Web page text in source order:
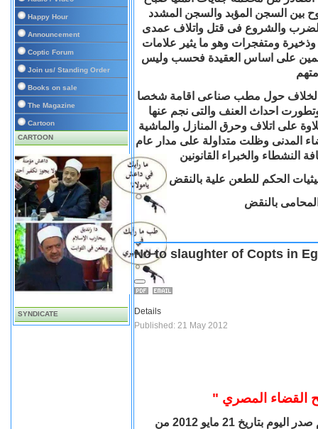
Happy Hour
Announcement
Coptic Forum
Join us/ Standing Order
Books on sale
The Magazine
Cartoon
CARTOON
SYNDICATE
12 مسيحيا بأحكام تتراوح بين السجن المؤبد والسجن المشدد
الضرب والشروع فى قتل واتلاف عمدى
ومتفجرات وهو ما يثير علامات
على اساس العقيدة فحسب وليس
الماضى بسبب الخلاف حول مطب صناعى اقامة شخصا
احداث العنف والتى نجم عنها
على اتلاف وحرق المنازل والماشية
المدنى وظلت متداولة على مدار عام
النشطاء والخبراء القانونين
الحكم للطعن علية بالنقض
بالنقض
No to slaughter of Copts in
Details
Published: 21 May 2012
القضاء المصري "
يدين اتحاد شباب ماسبيرو "ذبح أقباط أبوقرقاص" في حكم صدر اليوم بتاريخ 21 مايو 2012 من